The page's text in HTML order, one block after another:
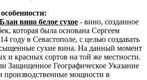
вино белое сухое - вино, созданное
которая была основана Сергеем
году в Севастополе, с целью создавать
сухие вина. На данный момент
и красных сортов на той же местности.
Защищенное Географическое Указание
мощности в